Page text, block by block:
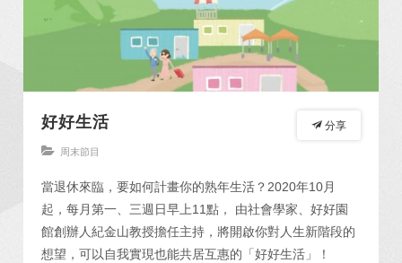
分享
好好生活
周末節目
當退休來臨，要如何計畫你的熟年生活？2020年10月
起，每月第一、三週日早上11點， 由社會學家、好好園
館創辦人紀金山教授擔任主持，將開啟你對人生新階段的
想望，可以自我實現也能共居互惠的「好好生活」！